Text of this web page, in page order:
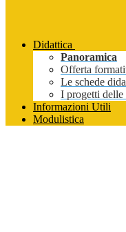
Didattica
Panoramica
Offerta
Le schede
I progetti delle
Informazioni Utili
Modulistica